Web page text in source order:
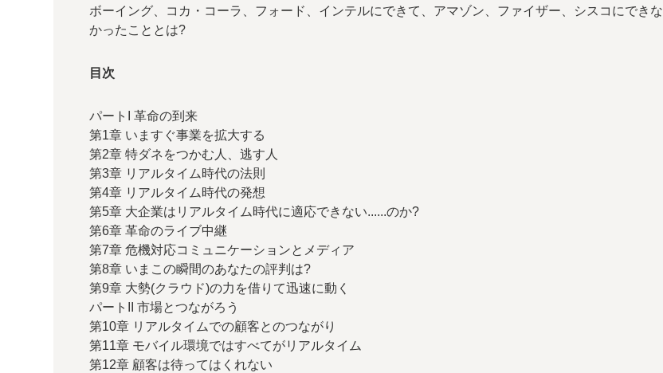
ボーイング、コカ・コーラ、フォード、インテルにできて、アマゾン、ファイザー、シスコにできな
かったこととは?
目次
パートI 革命の到来
第1章 いますぐ事業を拡大する
第2章 特ダネをつかむ人、逃す人
第3章 リアルタイム時代の法則
第4章 リアルタイム時代の発想
第5章 大企業はリアルタイム時代に適応できない......のか?
第6章 革命のライブ中継
第7章 危機対応コミュニケーションとメディア
第8章 いまこの瞬間のあなたの評判は?
第9章 大勢(クラウド)の力を借りて迅速に動く
パートII 市場とつながろう
第10章 リアルタイムでの顧客とのつながり
第11章 モバイル環境ではすべてがリアルタイム
第12章 顧客は待ってはくれない